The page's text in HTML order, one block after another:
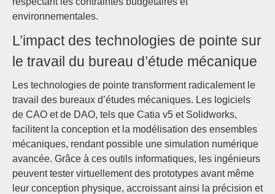
environnementales.
L’impact des technologies de pointe sur
le travail du bureau d’étude mécanique
Les technologies de pointe transforment radicalement le
travail des bureaux d’études mécaniques. Les logiciels
de CAO et de DAO, tels que Catia v5 et Solidworks,
facilitent la conception et la modélisation des ensembles
mécaniques, rendant possible une simulation numérique
avancée. Grâce à ces outils informatiques, les ingénieurs
peuvent tester virtuellement des prototypes avant même
leur conception physique, accroissant ainsi la précision et